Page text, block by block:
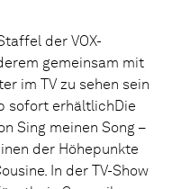
der VOX-
gemeinsam mit
im TV zu sehen sein
sofort erhältlichDie
Sing meinen Song –
der Höhepunkte
In der TV-Show